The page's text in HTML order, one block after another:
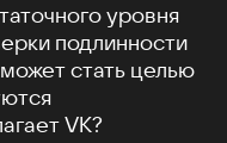
уровня
подлинности
стать целью
VK?